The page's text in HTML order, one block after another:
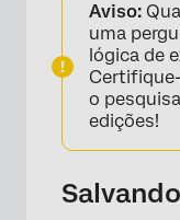
Aviso:
uma
lógica de
o
edições!